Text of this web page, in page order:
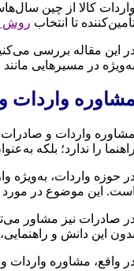
کالا از چین
تا انتخاب روش
این مقاله بررسی
در مسیرهایی
واردات
واردات و
را ندارد؛ بلکه
حوزه واردات، به‌ویژه
این موضوع در مورد
صادرات نیز مشاور
این دانش و
واقع، مشاوره واردات